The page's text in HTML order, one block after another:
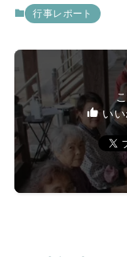
行事レポート
いい